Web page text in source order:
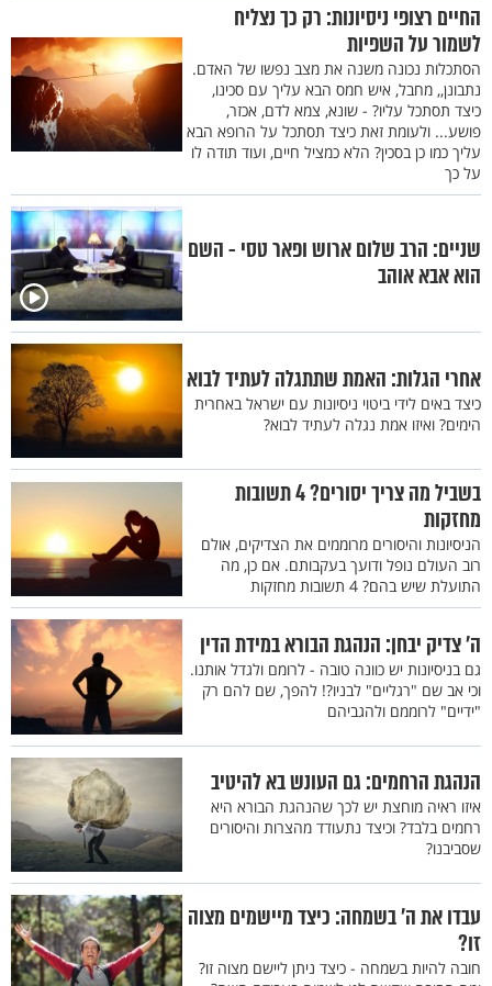
החיים רצופי ניסיונות: רק כך נצליח
לשמור על השפיות
הסתכלות נכונה משנה את מצב נפשו של האדם.
נתבונן,, מחבל, איש חמס הבא עליך עם סכינו,
כיצד תסתכל עליו? - שונא, צמא לדם, אכזר,
פושע... ולעומת זאת כיצד תסתכל על הרופא הבא
עליך כמו כן בסכין? הלא כמציל חיים, ועוד תודה לו
על כך
שניים: הרב שלום ארוש ופאר טסי - השם
הוא אבא אוהב
אחרי הגלות: האמת שתתגלה לעתיד לבוא
כיצד באים לידי ביטוי ניסיונות עם ישראל באחרית
הימים? ואיזו אמת נגלה לעתיד לבוא?
בשביל מה צריך יסורים? 4 תשובות
מחזקות
הניסיונות והיסורים מרוממים את הצדיקים, אולם
רוב העולם נופל ודועך בעקבותם. אם כן, מה
התועלת שיש בהם? 4 תשובות מחזקות
ה’ צדיק יבחן: הנהגת הבורא במידת הדין
גם בניסיונות יש כוונה טובה - לרומם ולגדל אותנו.
וכי אב שם "רגליים" לבניו?! להפך, שם להם רק
"ידיים" לרוממם ולהגביהם
הנהגת הרחמים: גם העונש בא להיטיב
איזו ראיה מוחצת יש לכך שהנהגת הבורא היא
רחמים בלבד? וכיצד נתעודד מהצרות והיסורים
שסביבנו?
עבדו את ה’ בשמחה: כיצד מיישמים מצוה
זו?
חובה להיות בשמחה - כיצד ניתן ליישם מצוה זו?